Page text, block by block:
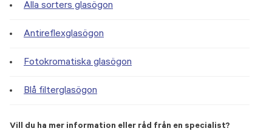
Alla sorters glasögon
Antireflexglasögon
Fotokromatiska glasögon
Blå filterglasögon
Vill du ha mer information eller råd från en specialist?